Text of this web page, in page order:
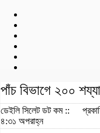
পাঁচ বিভাগে ২০০
ডেইলি সিলেট ডট কম ::
৪:৩১ অপরাহ্ন